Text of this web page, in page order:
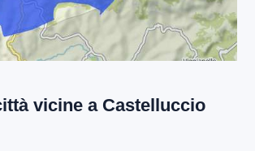
vicine a Castelluccio